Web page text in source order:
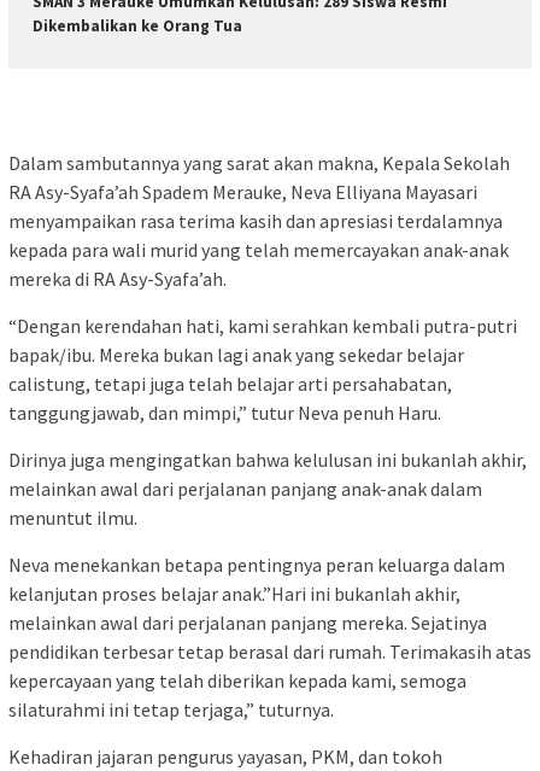
Dikembalikan ke Orang Tua
​Dalam sambutannya yang sarat akan makna, Kepala Sekolah
RA Asy-Syafa’ah Spadem Merauke, Neva Elliyana Mayasari
menyampaikan rasa terima kasih dan apresiasi terdalamnya
kepada para wali murid yang telah memercayakan anak-anak
mereka di RA Asy-Syafa’ah.
“Dengan kerendahan hati, kami serahkan kembali putra-putri
bapak/ibu. Mereka bukan lagi anak yang sekedar belajar
calistung, tetapi juga telah belajar arti persahabatan,
tanggungjawab, dan mimpi,” tutur Neva penuh Haru.
​Dirinya juga mengingatkan bahwa kelulusan ini bukanlah akhir,
melainkan awal dari perjalanan panjang anak-anak dalam
menuntut ilmu.
Neva menekankan betapa pentingnya peran keluarga dalam
kelanjutan proses belajar anak.”Hari ini bukanlah akhir,
melainkan awal dari perjalanan panjang mereka. Sejatinya
pendidikan terbesar tetap berasal dari rumah. Terimakasih atas
kepercayaan yang telah diberikan kepada kami, semoga
silaturahmi ini tetap terjaga,” tuturnya.
​Kehadiran jajaran pengurus yayasan, PKM, dan tokoh